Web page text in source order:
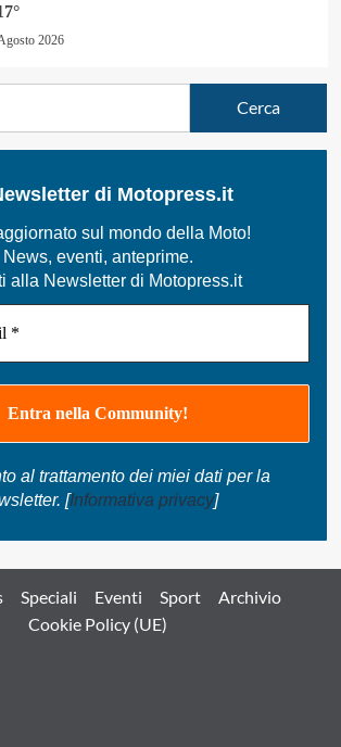
2026
di Motopress.it
sul mondo della Moto!
News, eventi, anteprime.
alla Newsletter di Motopress.it
al trattamento dei miei dati per la
[Informativa privacy]
Speciali Eventi Sport
Archivio
Cookie Policy (UE)